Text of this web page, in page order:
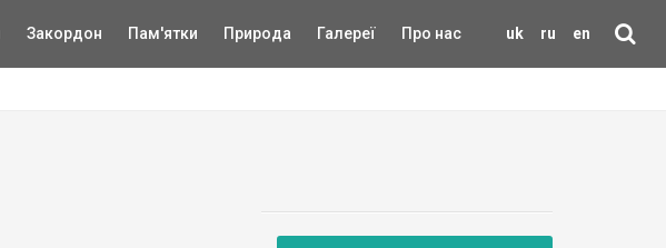
uk ru en
Закордон Пам'ятки Природа Галереї Про нас